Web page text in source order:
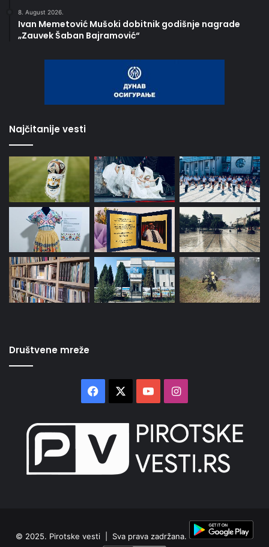
8. August 2026.
Ivan Memetović Mušoki dobitnik godišnje nagrade
„Zauvek Šaban Bajramović“
Najčitanije vesti
Društvene mreže
Facebook YouTubeInstagram
© 2025. Pirotske vesti | Sva prava zadržana.